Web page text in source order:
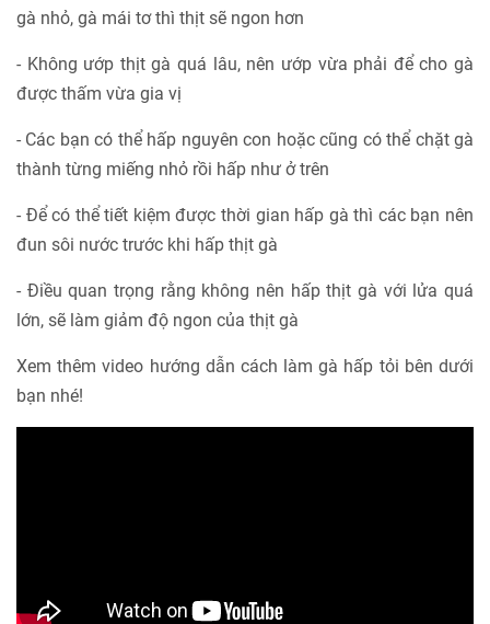
gà nhỏ, gà mái tơ thì thịt sẽ ngon hơn
- Không ướp thịt gà quá lâu, nên ướp vừa phải để cho gà
được thấm vừa gia vị
- Các bạn có thể hấp nguyên con hoặc cũng có thể chặt gà
thành từng miếng nhỏ rồi hấp như ở trên
- Để có thể tiết kiệm được thời gian hấp gà thì các bạn nên
đun sôi nước trước khi hấp thịt gà
- Điều quan trọng rằng không nên hấp thịt gà với lửa quá
lớn, sẽ làm giảm độ ngon của thịt gà
Xem thêm video hướng dẫn cách làm gà hấp tỏi bên dưới
bạn nhé!